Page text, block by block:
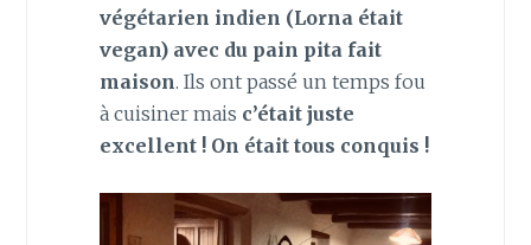
végétarien indien (Lorna était
vegan) avec du pain pita fait
maison. Ils ont passé un temps fou
à cuisiner mais c’était juste
excellent ! On était tous conquis !